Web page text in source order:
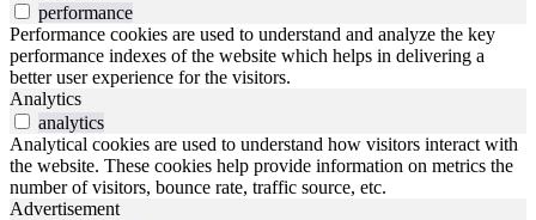
performance
Performance cookies are used to understand and analyze the key
performance indexes of the website which helps in delivering a
better user experience for the visitors.
Analytics
analytics
Analytical cookies are used to understand how visitors interact with
the website. These cookies help provide information on metrics the
number of visitors, bounce rate, traffic source, etc.
Advertisement